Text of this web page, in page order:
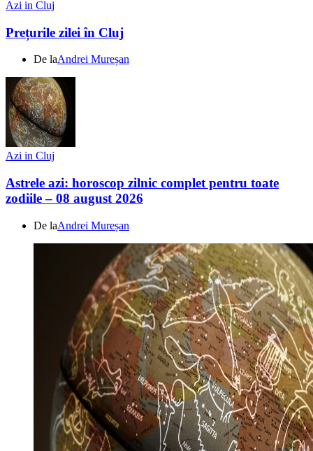
Azi in Cluj
Prețurile zilei în Cluj
De laAndrei Mureșan
Azi in Cluj
Astrele azi: horoscop zilnic complet pentru toate
zodiile – 08 august 2026
De laAndrei Mureșan